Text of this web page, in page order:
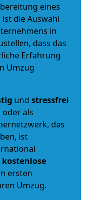
eines
die Auswahl
in
dass das
Erfahrung
Umzug
und stressfrei
oder als
das
ist
kostenlose
ersten
Umzug.